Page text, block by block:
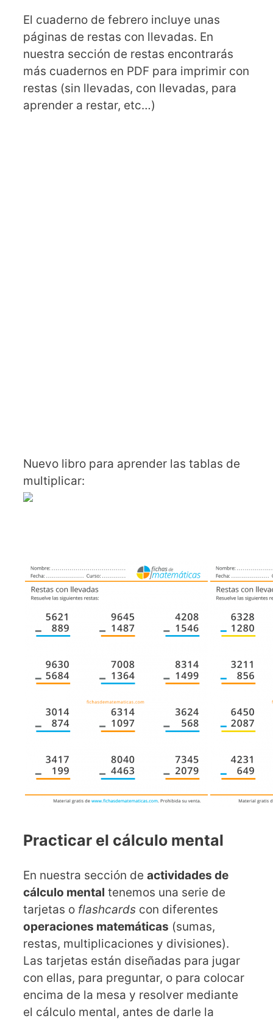
El cuaderno de febrero incluye unas
páginas de restas con llevadas. En
nuestra sección de restas encontrarás
más cuadernos en PDF para imprimir con
restas (sin llevadas, con llevadas, para
aprender a restar, etc…)
Nuevo libro para aprender las tablas de
multiplicar:
Practicar el cálculo mental
En nuestra sección de actividades de
cálculo mental tenemos una serie de
tarjetas o flashcards con diferentes
operaciones matemáticas (sumas,
restas, multiplicaciones y divisiones).
Las tarjetas están diseñadas para jugar
con ellas, para preguntar, o para colocar
encima de la mesa y resolver mediante
el cálculo mental, antes de darle la